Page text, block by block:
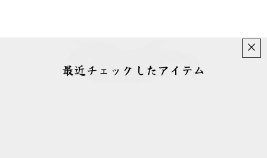
最近チェックしたアイテム
×